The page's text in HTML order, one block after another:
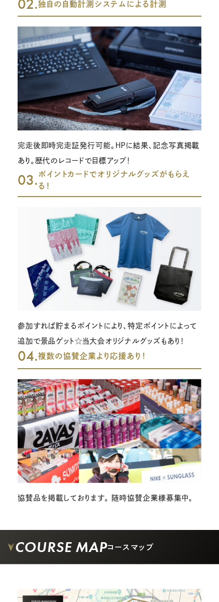
02.独自の自動計測システムによる計測
完走後即時完走証発行可能。HPに結果、記念写真掲載
あり。歴代のレコードで目標アップ！
03.ポイントカードでオリジナルグッズがもらえ
る！
参加すれば貯まるポイントにより、特定ポイントによって
追加で景品ゲット☆当大会オリジナルグッズもあり！
04.複数の協賛企業より応援あり！
協賛品を掲載しております。 随時協賛企業様募集中。
COURSE MAPコースマップ